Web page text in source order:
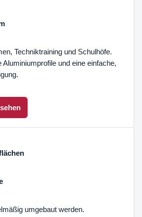
Techniktraining und Schulhöfe.
Aluminiumprofile und eine einfache,
umgebaut werden.